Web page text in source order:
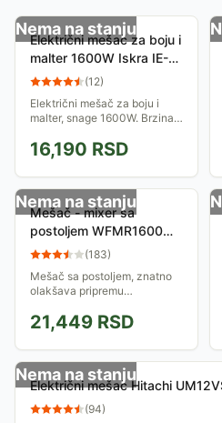
Nema na stanju
Električni mešač za boju i
malter 1600W Iskra IE-
MM1600 (12)
Električni mešač za boju i
malter, snage 1600W. Brzina
stepena. Ergonomski
dizajnirana gumirana drška za
manje zamaranje pri...
16,190 RSD
Nema na stanju
Mešač - mixer sa
postoljem WFMR1600
71516500
(183)
Mešač sa postoljem, znatno
olakšava pripremu
materjala
21,449 RSD
Nema na stanju
Električni mešač Hitachi
(94)